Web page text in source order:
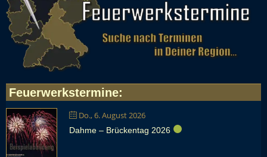
Feuerwerkstermine:
Do., 6. August 2026
Dahme – Brückentag 2026